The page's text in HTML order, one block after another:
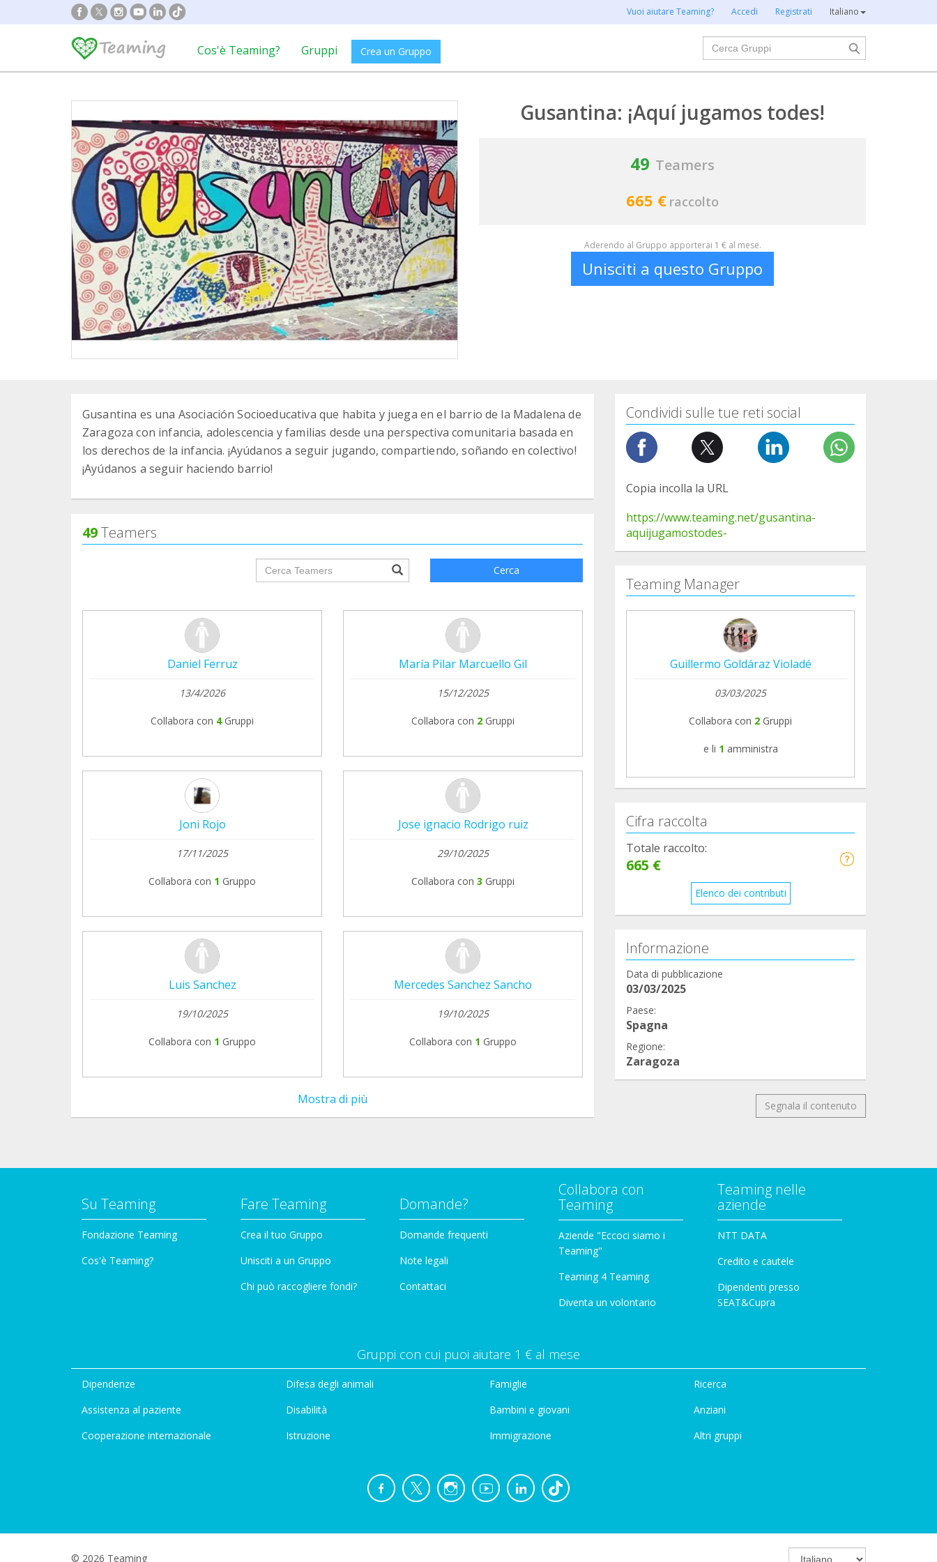
Vuoi aiutare Teaming? Accedi Registrati Italiano
Cos'è Teaming? Gruppi Crea un Gruppo
Cerca
Gusantina: ¡Aquí jugamos todes!
49 Teamers
665 € raccolto
Aderendo al Gruppo apporterai 1 € al mese.
Unisciti a questo Gruppo
Gusantina es una Asociación Socioeducativa que habita y juega en el barrio de la Madalena de
Zaragoza con infancia, adolescencia y familias desde una perspectiva comunitaria basada en
los derechos de la infancia. ¡Ayúdanos a seguir jugando, compartiendo, soñando en colectivo!
¡Ayúdanos a seguir haciendo barrio!
49Teamers
groupProfile.searchForm.search.text??? Cerca
Daniel Ferruz
13/4/2026
Collabora con 4 Gruppi
María Pilar Marcuello Gil
15/12/2025
Collabora con 2 Gruppi
Joni Rojo
17/11/2025
Collabora con 1 Gruppo
Jose ignacio Rodrigo ruiz
29/10/2025
Collabora con 3 Gruppi
Luis Sanchez
19/10/2025
Collabora con 1 Gruppo
Mercedes Sanchez Sancho
19/10/2025
Collabora con 1 Gruppo
Mostra di più
Condividi sulle tue reti social
Copia incolla la URL
https://www.teaming.net/gusantina-
aquijugamostodes-
Teaming Manager
Guillermo Goldáraz Violadé
03/03/2025
Collabora con 2 Gruppi
e li 1 amministra
Cifra raccolta
Totale raccolto:
665 €
Elenco dei contributi
Informazione
Data di pubblicazione
03/03/2025
Paese:
Spagna
Regione:
Zaragoza
Segnala il contenuto
Su Teaming
Fondazione Teaming
Cos'è Teaming?
Fare Teaming
Crea il tuo Gruppo
Unisciti a un Gruppo
Chi può raccogliere fondi?
Domande?
Domande frequenti
Note legali
Contattaci
Collabora con
Teaming
Aziende "Eccoci siamo i
Teaming"
Teaming 4 Teaming
Diventa un volontario
Teaming nelle
aziende
NTT DATA
Credito e cautele
Dipendenti presso
SEAT&Cupra
Gruppi con cui puoi aiutare 1 € al mese
Dipendenze
Assistenza al paziente
Cooperazione internazionale
Difesa degli animali
Disabilità
Istruzione
Famiglie
Bambini e giovani
Immigrazione
Ricerca
Anziani
Altri gruppi
© 2026 Teaming